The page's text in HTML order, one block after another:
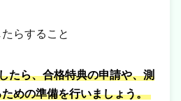
らすること
たら、合格特典の申請や、測
めの準備を行いましょう。